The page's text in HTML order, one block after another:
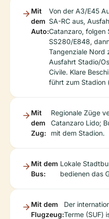
Mit
dem
Auto:
Von der A3/E45
SA-RC aus,
Catanzaro, folgen
SS280/E848,
Tangenziale Nord
Ausfahrt Stadio/
Civile. Klare
führt zum Stadion
Mit
dem
Zug:
Regionale Züge
Catanzaro Lido;
mit dem Stadion.
Mit dem
Bus:
Lokale
bedienen das
Mit dem
Flugzeug:
Der
Terme (SUF)